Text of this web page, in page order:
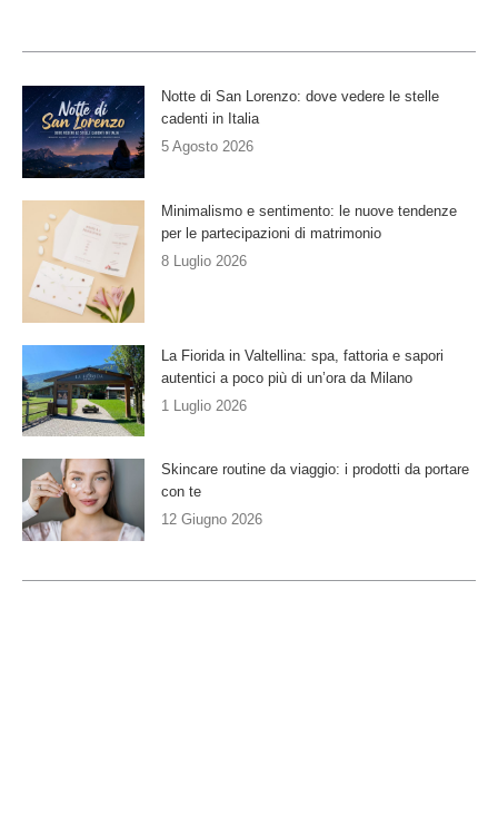
Notte di San Lorenzo: dove vedere le stelle
cadenti in Italia
5 Agosto 2026
Minimalismo e sentimento: le nuove tendenze
per le partecipazioni di matrimonio
8 Luglio 2026
La Fiorida in Valtellina: spa, fattoria e sapori
autentici a poco più di un’ora da Milano
1 Luglio 2026
Skincare routine da viaggio: i prodotti da portare
con te
12 Giugno 2026